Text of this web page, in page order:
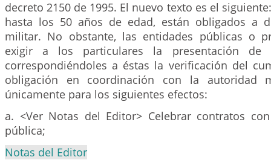
decreto 2150 de 1995. El nuevo texto es el
hasta los 50 años de edad, están obligados a
militar. No obstante, las entidades públicas o
exigir a los particulares la presentación de
correspondiéndoles a éstas la verificación del
obligación en coordinación con la autoridad
únicamente para los siguientes efectos:
a. <Ver Notas del Editor> Celebrar contratos
pública;
Notas del Editor